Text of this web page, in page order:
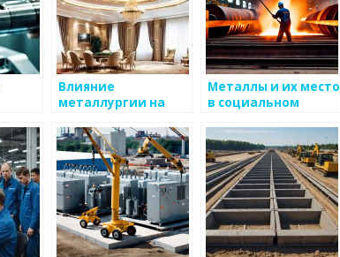
Влияние
металлургии на
Металлы и их место
в социальном